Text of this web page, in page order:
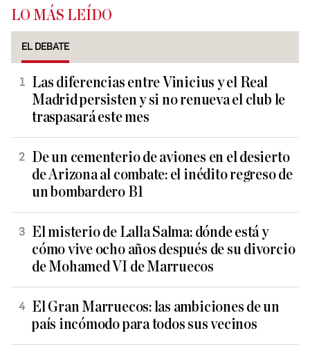
LO MÁS LEÍDO
EL DEBATE
Las diferencias entre Vinicius y el Real
Madrid persisten y si no renueva el club le
traspasará este mes
De un cementerio de aviones en el desierto
de Arizona al combate: el inédito regreso de
un bombardero B1
El misterio de Lalla Salma: dónde está y
cómo vive ocho años después de su divorcio
de Mohamed VI de Marruecos
El Gran Marruecos: las ambiciones de un
país incómodo para todos sus vecinos